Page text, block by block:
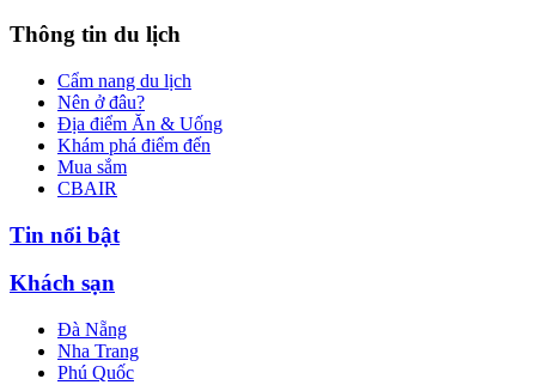
Thông tin du lịch
Cẩm nang du lịch
Nên ở đâu?
Địa điểm Ăn & Uống
Khám phá điểm đến
Mua sắm
CBAIR
Tin nổi bật
Khách sạn
Đà Nẵng
Nha Trang
Phú Quốc